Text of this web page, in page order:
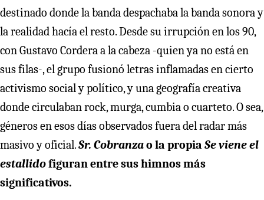
destinado donde la banda despachaba la banda sonora y
la realidad hacía el resto. Desde su irrupción en los 90,
con Gustavo Cordera a la cabeza -quien ya no está en
sus filas-, el grupo fusionó letras inflamadas en cierto
activismo social y político, y una geografía creativa
donde circulaban rock, murga, cumbia o cuarteto. O sea,
géneros en esos días observados fuera del radar más
masivo y oficial.Sr. Cobranzao la propia Se viene el
estallidofiguran entre sus himnos más
significativos.